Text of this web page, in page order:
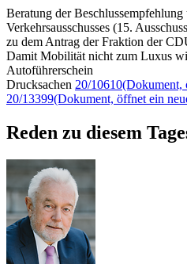
Beratung der Beschlussempfehlung
Verkehrsausschusses (15.
zu dem Antrag der Fraktion der
Damit Mobilität nicht zum Luxus
Autoführerschein
Drucksachen 20/10610(Dokument,
20/13399(Dokument, öffnet ein
Reden zu diesem